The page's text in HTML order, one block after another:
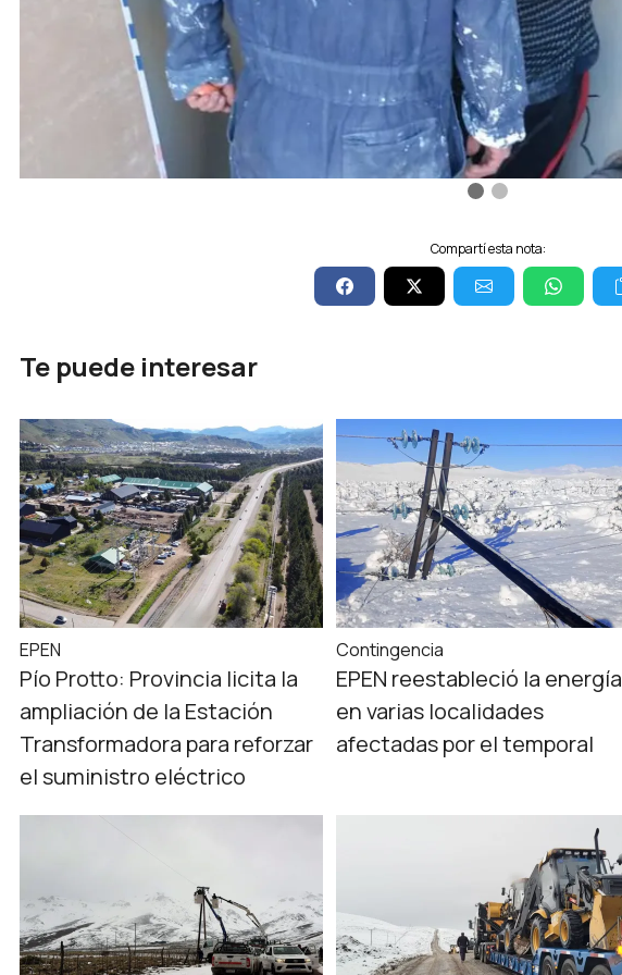
Compartí esta nota:
Te puede interesar
EPEN
Pío Protto: Provincia licita la
ampliación de la Estación
Transformadora para reforzar
el suministro eléctrico
Contingencia
EPEN reestableció la energía
en varias localidades
afectadas por el temporal